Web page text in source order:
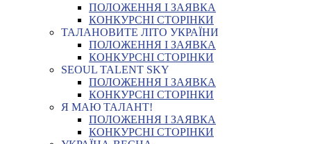
ПОЛОЖЕННЯ І ЗАЯВКА
КОНКУРСНІ СТОРІНКИ
ТАЛАНОВИТЕ ЛІТО УКРАЇНИ
ПОЛОЖЕННЯ І ЗАЯВКА
КОНКУРСНІ СТОРІНКИ
SEOUL TALENT SKY
ПОЛОЖЕННЯ І ЗАЯВКА
КОНКУРСНІ СТОРІНКИ
Я МАЮ ТАЛАНТ!
ПОЛОЖЕННЯ І ЗАЯВКА
КОНКУРСНІ СТОРІНКИ